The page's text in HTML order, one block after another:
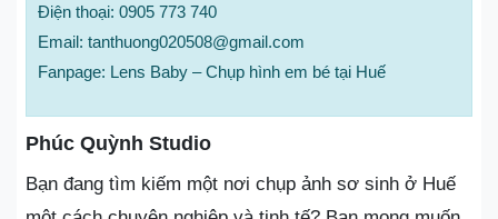
Điện thoại: 0905 773 740
Email: tanthuong020508@gmail.com
Fanpage: Lens Baby – Chụp hình em bé tại Huế
Phúc Quỳnh Studio
Bạn đang tìm kiếm một nơi chụp ảnh sơ sinh ở Huế